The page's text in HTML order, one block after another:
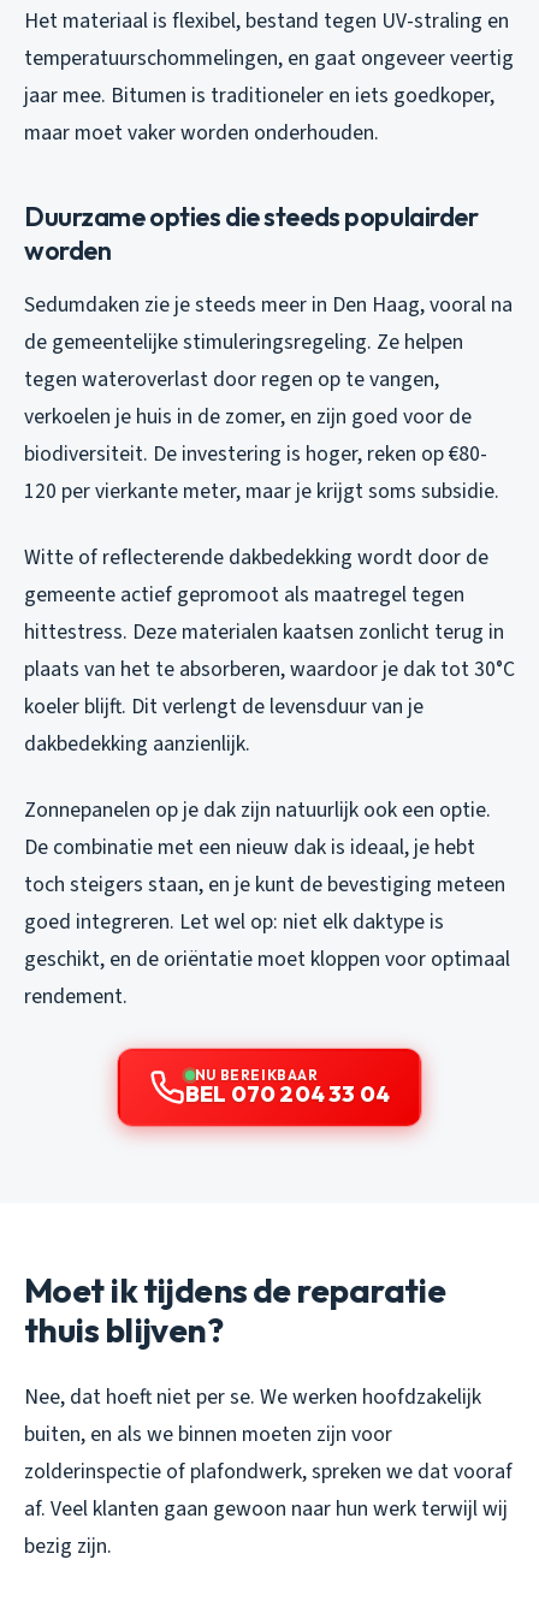
Het materiaal is flexibel, bestand tegen UV-straling en
temperatuurschommelingen, en gaat ongeveer veertig
jaar mee. Bitumen is traditioneler en iets goedkoper,
maar moet vaker worden onderhouden.
Duurzame opties die steeds populairder
worden
Sedumdaken zie je steeds meer in Den Haag, vooral na
de gemeentelijke stimuleringsregeling. Ze helpen
tegen wateroverlast door regen op te vangen,
verkoelen je huis in de zomer, en zijn goed voor de
biodiversiteit. De investering is hoger, reken op €80-
120 per vierkante meter, maar je krijgt soms subsidie.
Witte of reflecterende dakbedekking wordt door de
gemeente actief gepromoot als maatregel tegen
hittestress. Deze materialen kaatsen zonlicht terug in
plaats van het te absorberen, waardoor je dak tot 30°C
koeler blijft. Dit verlengt de levensduur van je
dakbedekking aanzienlijk.
Zonnepanelen op je dak zijn natuurlijk ook een optie.
De combinatie met een nieuw dak is ideaal, je hebt
toch steigers staan, en je kunt de bevestiging meteen
goed integreren. Let wel op: niet elk daktype is
geschikt, en de oriëntatie moet kloppen voor optimaal
rendement.
NU BEREIKBAAR
BEL 070 204 33 04
Moet ik tijdens de reparatie
thuis blijven?
Nee, dat hoeft niet per se. We werken hoofdzakelijk
buiten, en als we binnen moeten zijn voor
zolderinspectie of plafondwerk, spreken we dat vooraf
af. Veel klanten gaan gewoon naar hun werk terwijl wij
bezig zijn.